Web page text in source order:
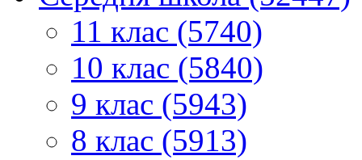
11 клас (5740)
10 клас (5840)
9 клас (5943)
8 клас (5913)